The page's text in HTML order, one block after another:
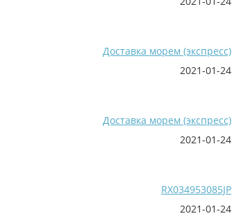
Доставка морем (экспресс)
2021-01-24
Доставка морем (экспресс)
2021-01-24
RX034953085JP
2021-01-24